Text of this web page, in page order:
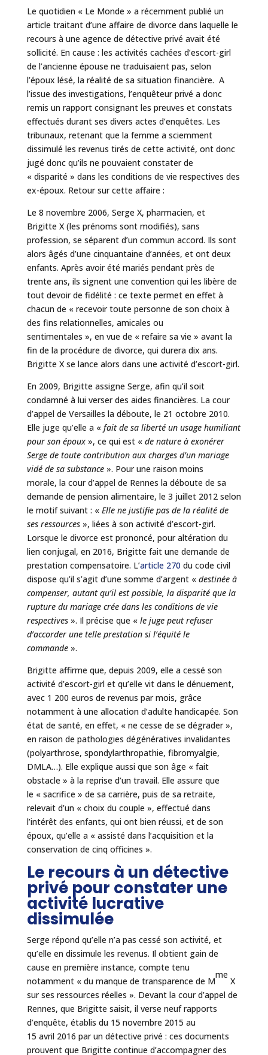
Le quotidien « Le Monde » a récemment publié un
article traitant d’une affaire de divorce dans laquelle le
recours à une agence de détective privé avait été
sollicité. En cause : les activités cachées d’escort-girl
de l’ancienne épouse ne traduisaient pas, selon
l’époux lésé, la réalité de sa situation financière. A
l’issue des investigations, l’enquêteur privé a donc
remis un rapport consignant les preuves et constats
effectués durant ses divers actes d’enquêtes. Les
tribunaux, retenant que la femme a sciemment
dissimulé les revenus tirés de cette activité, ont donc
jugé donc qu’ils ne pouvaient constater de
« disparité » dans les conditions de vie respectives des
ex-époux. Retour sur cette affaire :
Le 8 novembre 2006, Serge X, pharmacien, et
Brigitte X (les prénoms sont modifiés), sans
profession, se séparent d’un commun accord. Ils sont
alors âgés d’une cinquantaine d’années, et ont deux
enfants. Après avoir été mariés pendant près de
trente ans, ils signent une convention qui les libère de
tout devoir de fidélité : ce texte permet en effet à
chacun de « recevoir toute personne de son choix à
des fins relationnelles, amicales ou
sentimentales », en vue de « refaire sa vie » avant la
fin de la procédure de divorce, qui durera dix ans.
Brigitte X se lance alors dans une activité d’escort-girl.
En 2009, Brigitte assigne Serge, afin qu’il soit
condamné à lui verser des aides financières. La cour
d’appel de Versailles la déboute, le 21 octobre 2010.
Elle juge qu’elle a « fait de sa liberté un usage humiliant
pour son époux», ce qui est « de nature à exonérer
Serge de toute contribution aux charges d’un mariage
vidé de sa substance». Pour une raison moins
morale, la cour d’appel de Rennes la déboute de sa
demande de pension alimentaire, le 3 juillet 2012 selon
le motif suivant : « Elle ne justifie pas de la réalité de
ses ressources», liées à son activité d’escort-girl.
Lorsque le divorce est prononcé, pour altération du
lien conjugal, en 2016, Brigitte fait une demande de
prestation compensatoire. L’article 270 du code civil
dispose qu’il s’agit d’une somme d’argent « destinée à
compenser, autant qu’il est possible, la disparité que la
rupture du mariage crée dans les conditions de vie
respectives». Il précise que « le juge peut refuser
d’accorder une telle prestation si l’équité le
commande ».
Brigitte affirme que, depuis 2009, elle a cessé son
activité d’escort-girl et qu’elle vit dans le dénuement,
avec 1 200 euros de revenus par mois, grâce
notamment à une allocation d’adulte handicapée. Son
état de santé, en effet, « ne cesse de se dégrader »,
en raison de pathologies dégénératives invalidantes
(polyarthrose, spondylarthropathie, fibromyalgie,
DMLA…). Elle explique aussi que son âge « fait
obstacle » à la reprise d’un travail. Elle assure que
le « sacrifice » de sa carrière, puis de sa retraite,
relevait d’un « choix du couple », effectué dans
l’intérêt des enfants, qui ont bien réussi, et de son
époux, qu’elle a « assisté dans l’acquisition et la
conservation de cinq officines ».
Le recours à un détective
privé pour constater une
activité lucrative
dissimulée
Serge répond qu’elle n’a pas cessé son activité, et
qu’elle en dissimule les revenus. Il obtient gain de
cause en première instance, compte tenu
notamment « du manque de transparence de M
me
X
sur ses ressources réelles ». Devant la cour d’appel de
Rennes, que Brigitte saisit, il verse neuf rapports
d’enquête, établis du 15 novembre 2015 au
15 avril 2016 par un détective privé : ces documents
prouvent que Brigitte continue d’accompagner des